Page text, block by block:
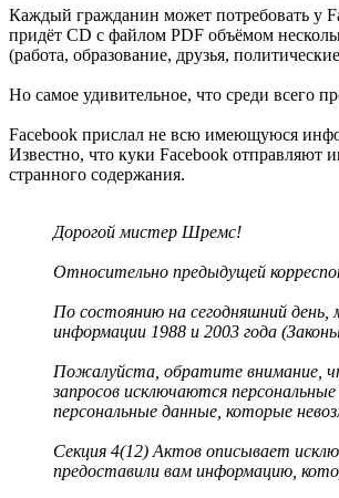
Каждый гражданин может потребовать у
придёт CD с файлом PDF объёмом
(работа, образование, друзья,
Но самое удивительное, что среди всего
Facebook прислал не всю имеющуюся
Известно, что куки Facebook отправляют
странного содержания.
Дорогой мистер Шремс!
Относительно предыдущей
По состоянию на сегодняшний
информации 1988 и 2003 года
Пожалуйста, обратите внимание,
запросов исключаются
персональные данные, которые
Секция 4(12) Актов описывает
предоставили вам информацию,